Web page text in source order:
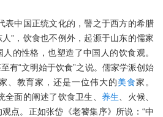
表中国正统文化的，譬之于西方的希腊
”，饮食也不例外，起源于山东的儒家
的性格，也塑造了中国人的饮食观。
有“文明始于饮食”之说。儒家学派创始
、教育家，还是一位伟大的美食家。
全面的阐述了饮食卫生、 养生 、火候、
点。正如张岱《老饕集序》所说：“中